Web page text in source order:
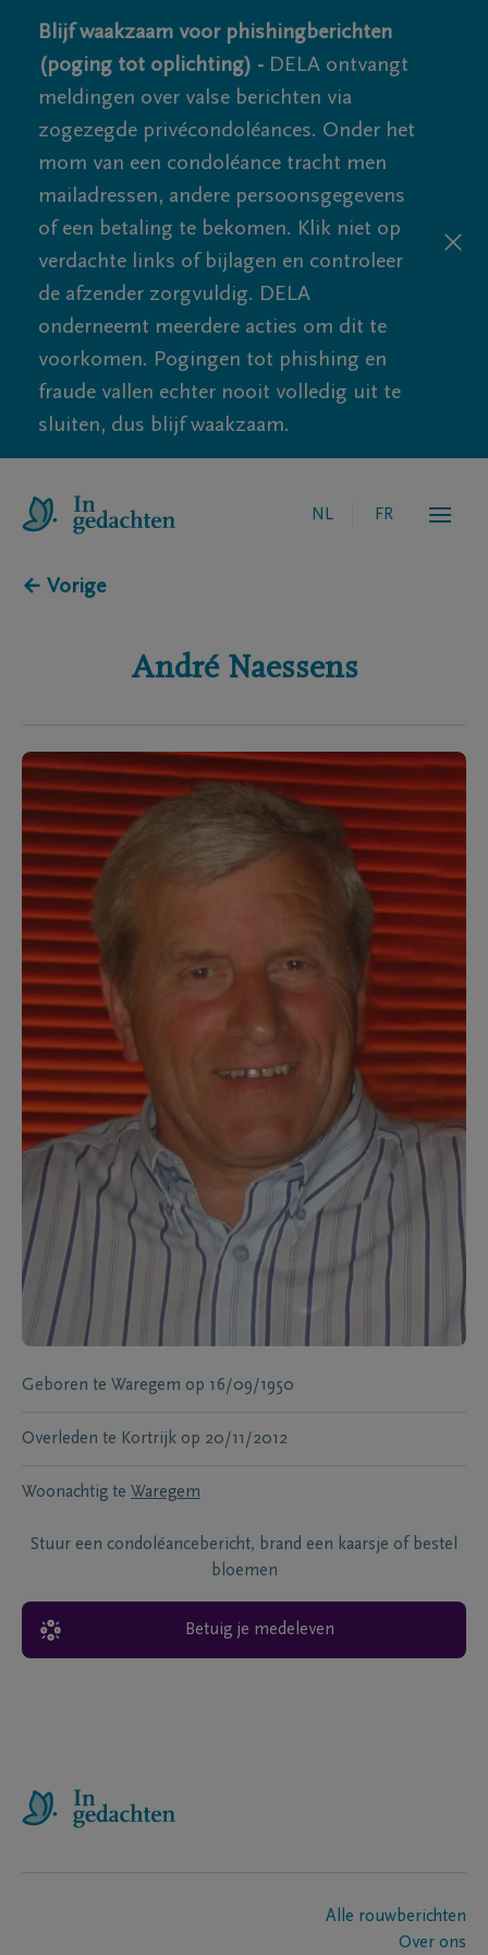
Blijf waakzaam voor phishingberichten
(poging tot oplichting) - DELA ontvangt
meldingen over valse berichten via
zogezegde privécondoléances. Onder het
mom van een condoléance tracht men
mailadressen, andere persoonsgegevens
of een betaling te bekomen. Klik niet op
verdachte links of bijlagen en controleer
de afzender zorgvuldig. DELA
onderneemt meerdere acties om dit te
voorkomen. Pogingen tot phishing en
fraude vallen echter nooit volledig uit te
sluiten, dus blijf waakzaam.
NL FR
← Vorige
André Naessens
Geboren te Waregem op 16/09/1950
Overleden te Kortrijk op 20/11/2012
Woonachtig te Waregem
Stuur een condoléancebericht, brand een kaarsje of bestel
bloemen
Betuig je medeleven
Alle rouwberichten
Over ons